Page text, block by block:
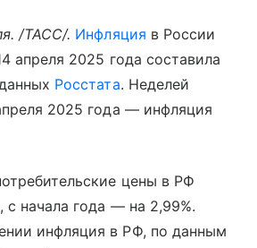
/ТАСС/. Инфляция в России
апреля 2025 года составила
Росстата. Неделей
2025 года — инфляция
цены в РФ
с начала года — на 2,99%.
инфляция в РФ, по данным